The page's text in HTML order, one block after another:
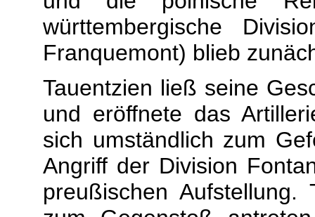
württembergische
Franquemont) blieb
Tauentzien ließ seine
und eröffnete das
sich umständlich zum
Angriff der Division
preußischen